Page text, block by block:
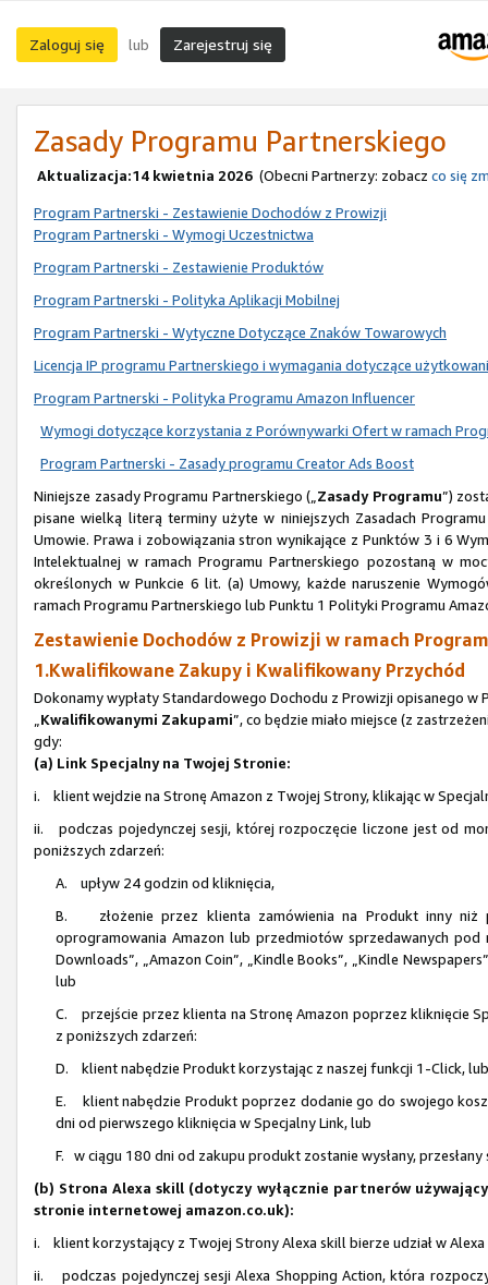
Zaloguj się lub Zarejestruj się
Zasady Programu Partnerskiego
Aktualizacja:14 kwietnia 2026 (Obecni Partnerzy: zobacz co się
Program Partnerski - Zestawienie Dochodów z Prowizji
Program Partnerski - Wymogi Uczestnictwa
Program Partnerski - Zestawienie Produktów
Program Partnerski - Polityka Aplikacji Mobilnej
Program Partnerski - Wytyczne Dotyczące Znaków Towarowych
Licencja IP programu Partnerskiego i wymagania dotyczące
Program Partnerski - Polityka Programu Amazon Influencer
Wymogi dotyczące korzystania z Porównywarki Ofert w ramach
Program Partnerski - Zasady programu Creator Ads Boost
Niniejsze zasady Programu Partnerskiego („Zasady Programu”)
pisane wielką literą terminy użyte w niniejszych Zasadach
Umowie. Prawa i zobowiązania stron wynikające z Punktów 3 i 6
Intelektualnej w ramach Programu Partnerskiego pozostaną w
określonych w Punkcie 6 lit. (a) Umowy, każde naruszenie
ramach Programu Partnerskiego lub Punktu 1 Polityki Programu
Zestawienie Dochodów z Prowizji w ramach
1.Kwalifikowane Zakupy i Kwalifikowany Przychód
Dokonamy wypłaty Standardowego Dochodu z Prowizji opisanego
Kwalifikowanymi Zakupami”, co będzie miało miejsce (z
gdy:
(a) Link Specjalny na Twojej Stronie:
i. klient wejdzie na Stronę Amazon z Twojej Strony, klikając w
ii. podczas pojedynczej sesji, której rozpoczęcie liczone jest od
poniższych zdarzeń:
A. upływ 24 godzin od kliknięcia,
B. złożenie przez klienta zamówienia na Produkt inny niż
oprogramowania Amazon lub przedmiotów sprzedawanych pod
Downloads”, „Amazon Coin”, „Kindle Books”, „Kindle
lub
C. przejście przez klienta na Stronę Amazon poprzez kliknięcie
z poniższych zdarzeń:
D. klient nabędzie Produkt korzystając z naszej funkcji 1-Click, lub
E. klient nabędzie Produkt poprzez dodanie go do swojego
dni od pierwszego kliknięcia w Specjalny Link, lub
F. w ciągu 180 dni od zakupu produkt zostanie wysłany,
(b) Strona Alexa skill (dotyczy wyłącznie partnerów
stronie internetowej amazon.co.uk):
i. klient korzystający z Twojej Strony Alexa skill bierze udział w
ii. podczas pojedynczej sesji Alexa Shopping Action, która